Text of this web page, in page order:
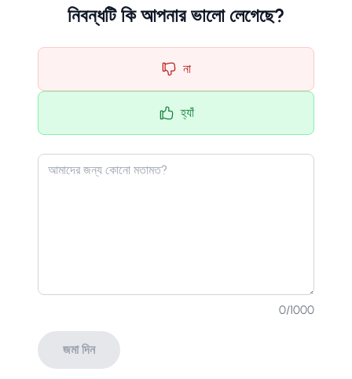
নিবন্ধটি কি আপনার ভালো লেগেছে?
না
হ্যাঁ
0/1000
জমা দিন